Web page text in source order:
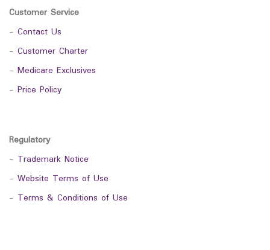
Customer Service
- Contact Us
- Customer Charter
- Medicare Exclusives
- Price Policy
Regulatory
- Trademark Notice
- Website Terms of Use
- Terms & Conditions of Use